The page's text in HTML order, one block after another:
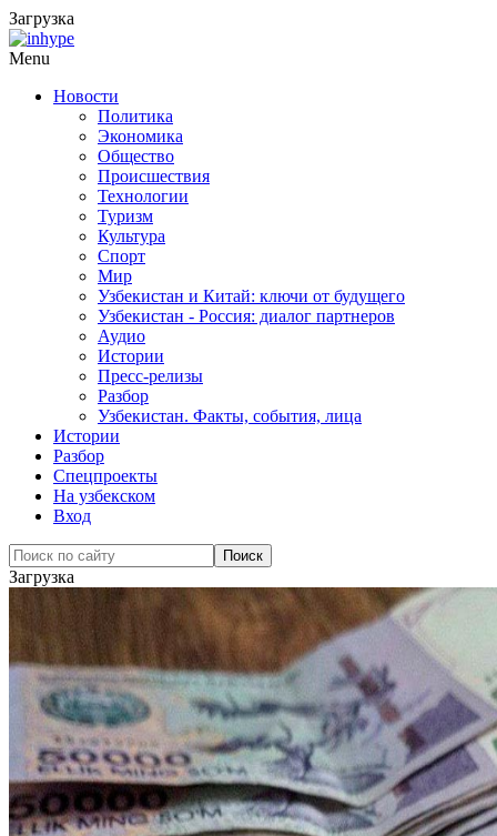
Загрузка
Menu
Новости
Политика
Экономика
Общество
Происшествия
Технологии
Туризм
Культура
Спорт
Мир
Узбекистан и Китай: ключи от будущего
Узбекистан - Россия: диалог партнеров
Аудио
Истории
Пресс-релизы
Разбор
Узбекистан. Факты, события, лица
Истории
Разбор
Спецпроекты
На узбекском
Вход
Загрузка